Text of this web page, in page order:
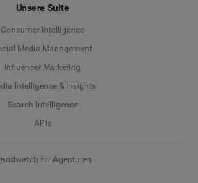
Unsere Suite
Consumer Intelligence
Media Management
Influencer Marketing
Intelligence & Insights
Search Intelligence
APIs
für Agenturen